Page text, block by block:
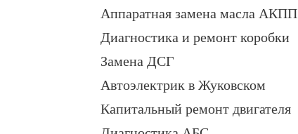
Аппаратная замена масла АКПП
Диагностика и ремонт коробки
Замена ДСГ
Автоэлектрик в Жуковском
Капитальный ремонт двигателя